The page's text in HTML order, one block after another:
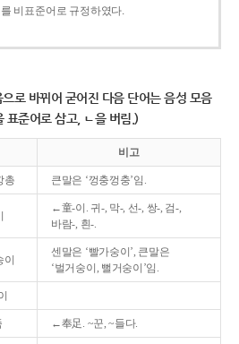
비표준어로 규정하였다.
로 바뀌어 굳어진 다음 단어는 음성 모음
표준어로 삼고, ㄴ을 버림.)
비고
총 큰말은 ‘껑충껑충’임.
←童-이. 귀-, 막-, 선-, 쌍-, 검-,
바람-, 흰-.
센말은 ‘빨가숭이’, 큰말은
‘벌거숭이, 뻘거숭이’임.
←奉足. ~꾼, ~들다.